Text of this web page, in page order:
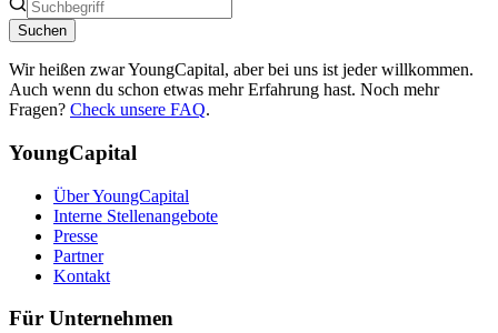
Suchen
Wir heißen zwar YoungCapital, aber bei uns ist jeder willkommen.
Auch wenn du schon etwas mehr Erfahrung hast. Noch mehr
Fragen? Check unsere FAQ.
YoungCapital
Über YoungCapital
Interne Stellenangebote
Presse
Partner
Kontakt
Für Unternehmen